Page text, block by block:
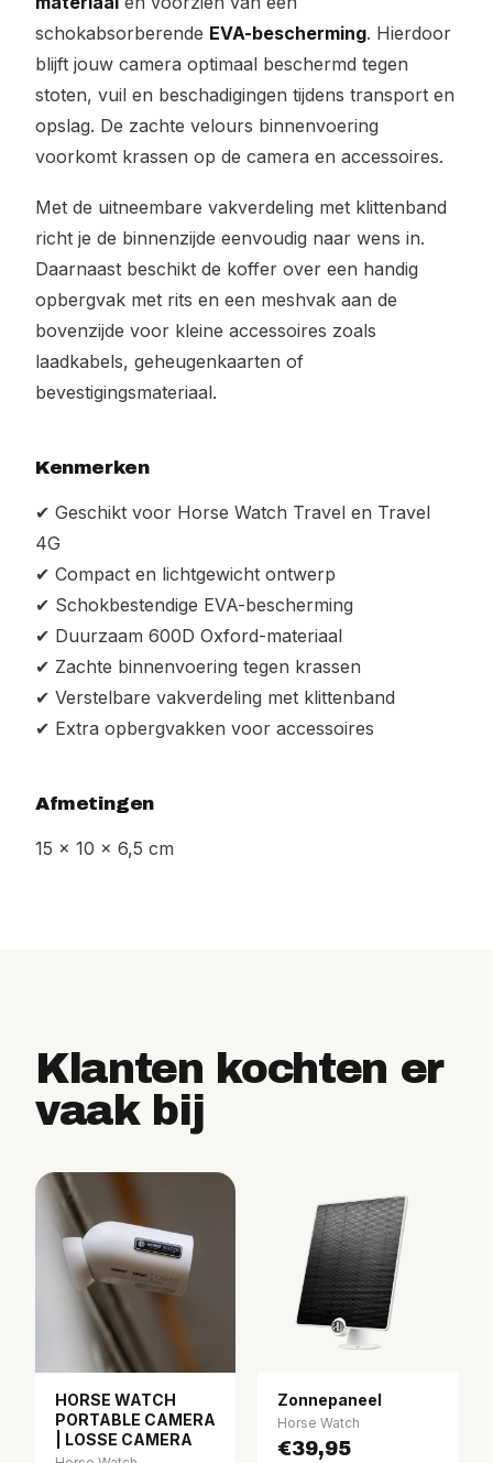
schokabsorberende EVA-bescherming. Hierdoor
blijft jouw camera optimaal beschermd tegen
stoten, vuil en beschadigingen tijdens transport en
opslag. De zachte velours binnenvoering
voorkomt krassen op de camera en accessoires.
Met de uitneembare vakverdeling met klittenband
richt je de binnenzijde eenvoudig naar wens in.
Daarnaast beschikt de koffer over een handig
opbergvak met rits en een meshvak aan de
bovenzijde voor kleine accessoires zoals
laadkabels, geheugenkaarten of
bevestigingsmateriaal.
Kenmerken
✔ Geschikt voor Horse Watch Travel en Travel
4G
✔ Compact en lichtgewicht ontwerp
✔ Schokbestendige EVA-bescherming
✔ Duurzaam 600D Oxford-materiaal
✔ Zachte binnenvoering tegen krassen
✔ Verstelbare vakverdeling met klittenband
✔ Extra opbergvakken voor accessoires
Afmetingen
15 x 10 x 6,5 cm
Klanten kochten er
vaak bij
HORSE WATCH
PORTABLE CAMERA
| LOSSE CAMERA
Zonnepaneel
Horse Watch
€39,95